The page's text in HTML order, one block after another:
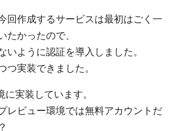
回作成するサービスは最初はごく一
たかったので、
いように認証を導入しました。
つ実装できました。
実装しています。
レビュー環境では無料アカウントだ